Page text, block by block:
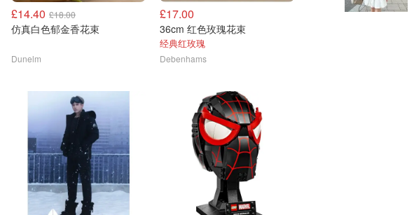
£14.40 £18.00
仿真白色郁金香花束
Dunelm
£17.00
36cm 红色玫瑰花束
经典红玫瑰
Debenhams